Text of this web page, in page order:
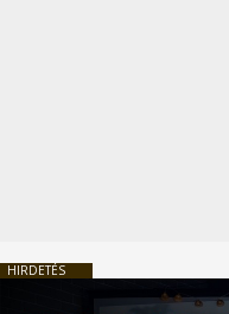
HIRDETÉS